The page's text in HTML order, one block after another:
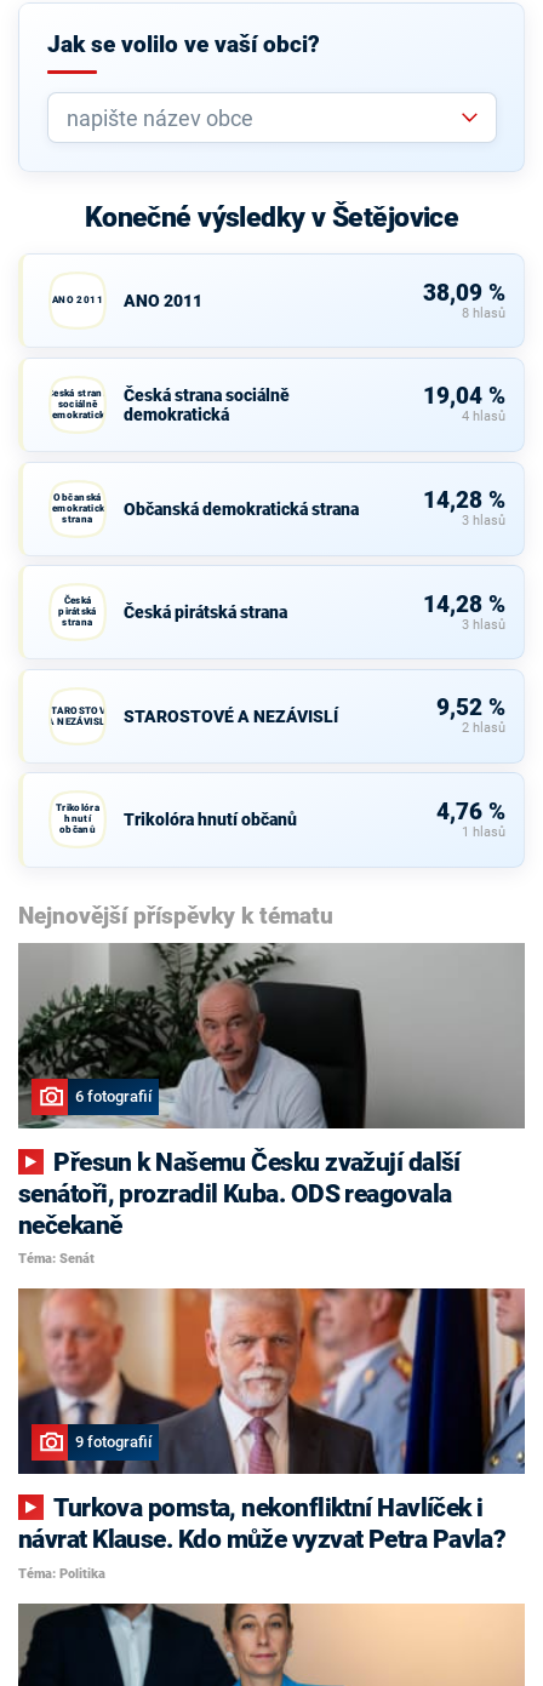
Jak se volilo ve vaší obci?
Konečné výsledky v Šetějovice
ANO 2011 ANO 2011 38,09 %
8 hlasů
Česká strana
sociálně
demokratická
Česká strana sociálně
demokratická
19,04 %
4 hlasů
Občanská
demokratická
strana
Občanská demokratická strana 14,28 %
3 hlasů
Česká
pirátská
strana
Česká pirátská strana 14,28 %
3 hlasů
STAROSTOVÉ
A NEZÁVISLÍ
STAROSTOVÉ A NEZÁVISLÍ 9,52 %
2 hlasů
Trikolóra
hnutí
občanů
Trikolóra hnutí občanů 4,76 %
1 hlasů
Nejnovější příspěvky k tématu
6 fotografií
senátoři, prozradil Kuba. ODS reagovala
nečekaně
Téma: Senát
9 fotografií
Turkova pomsta, nekonfliktní Havlíček i
návrat Klause. Kdo může vyzvat Petra Pavla?
Téma: Politika